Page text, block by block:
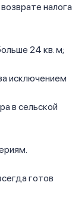
налога
24 кв. м;
исключением
в сельской
готов